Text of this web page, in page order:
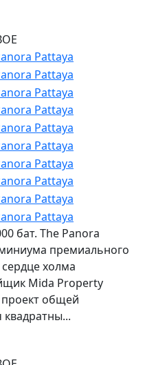
бат. The Panora
премиального
холма
Mida Property
проект общей